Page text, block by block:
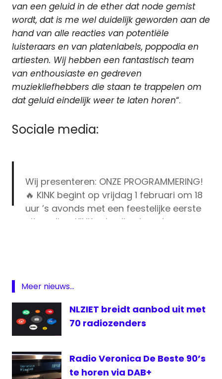
van een geluid in de ether dat node gemist
wordt, dat is me wel duidelijk geworden aan de
hand van alle reacties van potentiële
luisteraars en van platenlabels, poppodia en
artiesten. Wij hebben een fantastisch team
van enthousiaste en gedreven
muziekliefhebbers die staan te trappelen om
dat geluid eindelijk weer te laten horen“.
Sociale media:
Wij presenteren: ONZE PROGRAMMERING!
🔥 KINK begint op vrijdag 1 februari om 18
uur ’s avonds met een feestelijke eerste
uitzending. KINK zal online te ontvangen
— KINK (@KINKpuntnl) January 17, 2019
Michiel
programmering
Radio
Meer nieuws...
NLZIET breidt aanbod uit met
70 radiozenders
Radio Veronica De Beste 90’s
te horen via DAB+